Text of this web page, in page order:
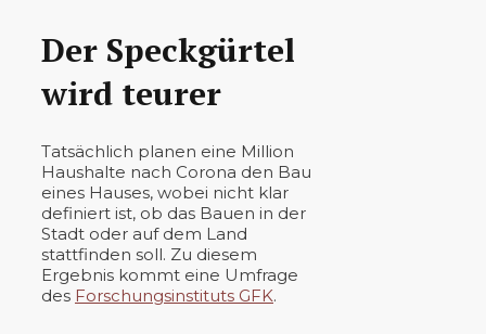
Der Speckgürtel
wird teurer
Tatsächlich planen eine Million
Haushalte nach Corona den Bau
eines Hauses, wobei nicht klar
definiert ist, ob das Bauen in der
Stadt oder auf dem Land
stattfinden soll. Zu diesem
Ergebnis kommt eine Umfrage
des Forschungsinstituts GFK.